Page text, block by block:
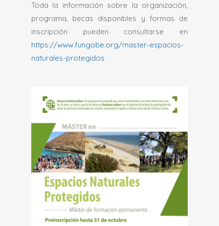
Toda la información sobre la organización,
programa, becas disponibles y formas de
inscripción pueden consultarse en
https://www.fungobe.org/master-espacios-
naturales-protegidos